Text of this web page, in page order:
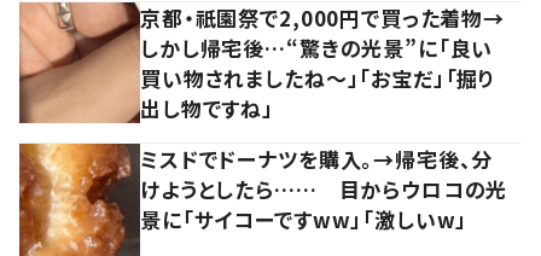
京都・祇園祭で2,000円で買った着物→
しかし帰宅後…“驚きの光景”に「良い
買い物されましたね～」「お宝だ」「掘り
出し物ですね」
ミスドでドーナツを購入。→帰宅後、分
けようとしたら…… 目からウロコの光
景に「サイコーですww」「激しいw」